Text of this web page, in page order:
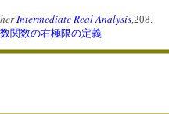
Intermediate Real Analysis ,208.
関数の右極限の定義